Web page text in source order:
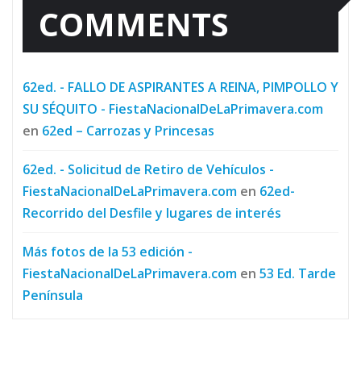
COMMENTS
62ed. - FALLO DE ASPIRANTES A REINA, PIMPOLLO Y
SU SÉQUITO - FiestaNacionalDeLaPrimavera.com
en 62ed – Carrozas y Princesas
62ed. - Solicitud de Retiro de Vehículos -
FiestaNacionalDeLaPrimavera.com en 62ed-
Recorrido del Desfile y lugares de interés
Más fotos de la 53 edición -
FiestaNacionalDeLaPrimavera.com en 53 Ed. Tarde
Península